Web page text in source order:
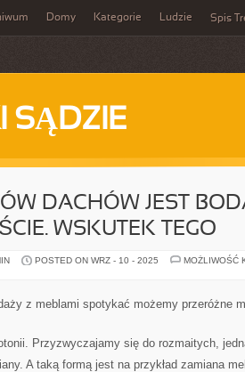
Domy Kategorie Ludzie Spis
SĄDZIE
DACHÓW JEST
WSKUTEK TEGO
POSTED ON WRZ - 10 - 2025
MOŻLIWOŚĆ
z meblami spotykać możemy przeróżne
Przyzwyczajamy się do rozmaitych,
A taką formą jest na przykład zamiana